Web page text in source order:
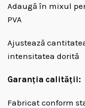
Adaugă în mixul
PVA
Ajustează
intensitatea dorită
Garanția calității:
Fabricat conform